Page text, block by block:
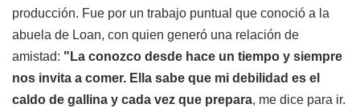
producción. Fue por un trabajo puntual que conoció a la
abuela de Loan, con quien generó una relación de
amistad: "La conozco desde hace un tiempo y siempre
nos invita a comer. Ella sabe que mi debilidad es el
caldo de gallina y cada vez que prepara, me dice para ir.